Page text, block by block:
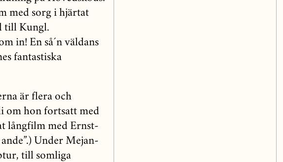
med sorg i hjärtat
till Kungl.
in! En så´n väldans
fantastiska
är flera och
om hon fortsatt med
långfilm med Ernst-
Under Mejan-
till somliga